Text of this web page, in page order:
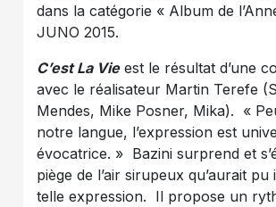
dans la catégorie « Album de
JUNO 2015.
C’est La Vieest le résultat d’une
avec le réalisateur Martin Terefe
Mendes, Mike Posner, Mika). «
notre langue, l’expression est
évocatrice. » Bazini surprend et
piège de l’air sirupeux qu’aurait
telle expression. Il propose un